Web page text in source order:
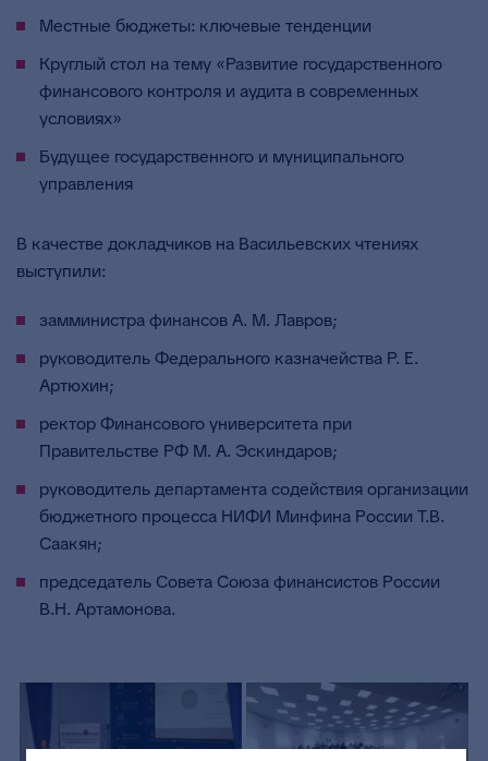
Местные бюджеты: ключевые тенденции
Круглый стол на тему «Развитие государственного
финансового контроля и аудита в современных
условиях»
Будущее государственного и муниципального
управления
В качестве докладчиков на Васильевских чтениях
выступили:
замминистра финансов А. М. Лавров;
руководитель Федерального казначейства Р. Е.
Артюхин;
ректор Финансового университета при
Правительстве РФ М. А. Эскиндаров;
руководитель департамента содействия организации
бюджетного процесса НИФИ Минфина России Т.В.
Саакян;
председатель Совета Союза финансистов России
В.Н. Артамонова.